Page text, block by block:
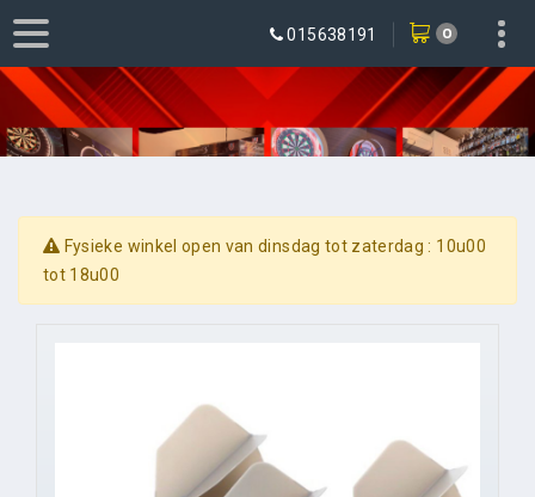
015638191 0
Fysieke winkel open van dinsdag tot zaterdag : 10u00
tot 18u00